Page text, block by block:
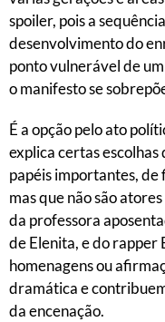
spoiler, pois a
desenvolvimento do
ponto vulnerável de
o manifesto se
É a opção pelo ato
explica certas
papéis importantes,
mas que não são
da professora
de Elenita, e do rapper
homenagens ou
dramática e
da encenação.